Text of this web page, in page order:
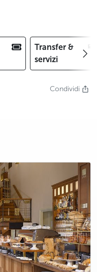
Transfer &
servizi
Condividi